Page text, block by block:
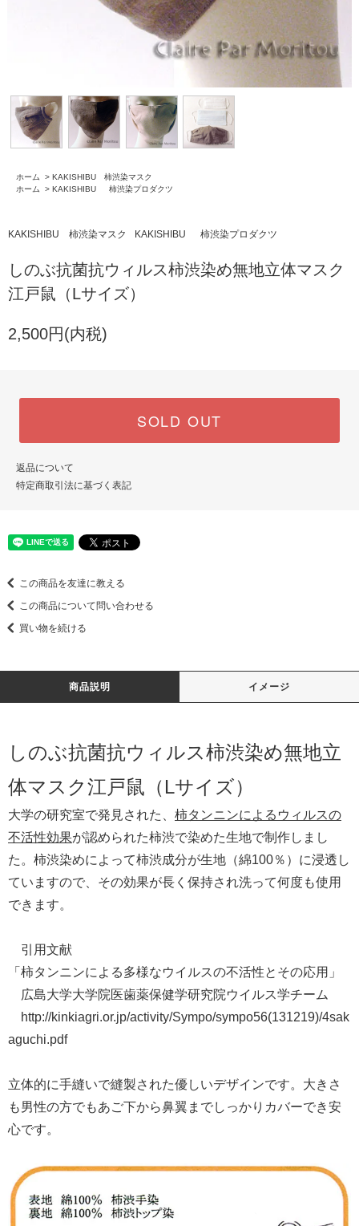
ホーム > KAKISHIBU 柿渋染マスク
ホーム
> KAKISHIBU 柿渋染プロダクツ
KAKISHIBU 柿渋染マスク KAKISHIBU 柿渋染プロダクツ
しのぶ抗菌抗ウィルス柿渋染め無地立体マスク
江戸鼠（Lサイズ）
2,500円(内税)
SOLD OUT
返品について
特定商取引法に基づく表記
この商品を友達に教える
この商品について問い合わせる
買い物を続ける
商品説明 イメージ
しのぶ抗菌抗ウィルス柿渋染め無地立
体マスク江戸鼠（Lサイズ）
大学の研究室で発見された、 柿タンニンによるウィルスの
不活性効果が認められた柿渋で染めた生地で制作しまし
た。柿渋染めによって柿渋成分が生地（綿100％）に浸透し
ていますので、その効果が長く保持され洗って何度も使用
できます。
引用文献
「柿タンニンによる多様なウイルスの不活性とその応用」
広島大学大学院医歯薬保健学研究院ウイルス学チーム
http://kinkiagri.or.jp/activity/Sympo/sympo56(131219)/4sak
aguchi.pdf
立体的に手縫いで縫製された優しいデザインです。大きさ
も男性の方でもあご下から鼻翼までしっかりカバーでき安
心です。